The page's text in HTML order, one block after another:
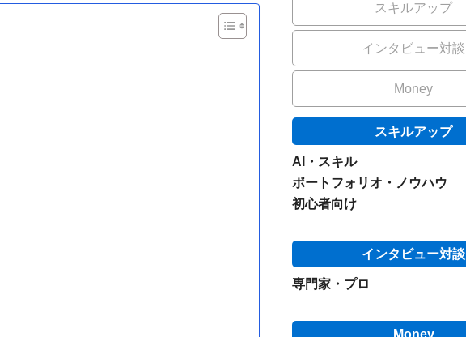
スキルアップ
インタビュー対談
Money
スキルアップ
AI・スキル
ポートフォリオ・ノウハウ
初心者向け
インタビュー対談
専門家・プロ